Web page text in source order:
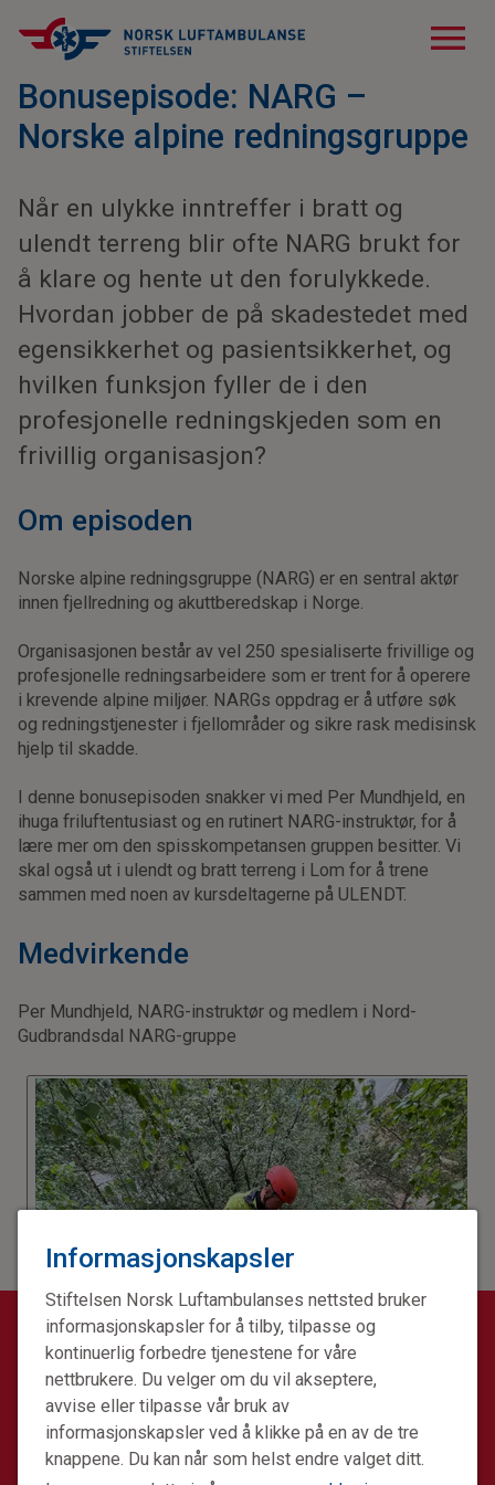
menu
Informasjonskapsler
Stiftelsen Norsk Luftambulanses nettsted bruker
informasjonskapsler for å tilby, tilpasse og
kontinuerlig forbedre tjenestene for våre
nettbrukere. Du velger om du vil akseptere,
avvise eller tilpasse vår bruk av
informasjonskapsler ved å klikke på en av de tre
knappene. Du kan når som helst endre valget ditt.
Bonusepisode: NARG –
Norske alpine redningsgruppe
Når en ulykke inntreffer i bratt og
ulendt terreng blir ofte NARG brukt for
å klare og hente ut den forulykkede.
Hvordan jobber de på skadestedet med
egensikkerhet og pasientsikkerhet, og
hvilken funksjon fyller de i den
profesjonelle redningskjeden som en
frivillig organisasjon?
Om episoden
Norske alpine redningsgruppe (NARG) er en sentral aktør
innen fjellredning og akuttberedskap i Norge.
Organisasjonen består av vel 250 spesialiserte frivillige og
profesjonelle redningsarbeidere som er trent for å operere
i krevende alpine miljøer. NARGs oppdrag er å utføre søk
og redningstjenester i fjellområder og sikre rask medisinsk
hjelp til skadde.
I denne bonusepisoden snakker vi med Per Mundhjeld, en
ihuga friluftentusiast og en rutinert NARG-instruktør, for å
lære mer om den spisskompetansen gruppen besitter. Vi
skal også ut i ulendt og bratt terreng i Lom for å trene
sammen med noen av kursdeltagerne på ULENDT.
Medvirkende
Per Mundhjeld, NARG-instruktør og medlem i Nord-
Gudbrandsdal NARG-gruppe
KONTAKT REDAKSJONEN
akuttjournalen@norskluftambulanse.no